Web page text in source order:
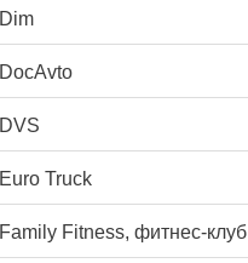
Dim
DocAvto
DVS
Euro Truck
Family Fitness, фитнес-клуб